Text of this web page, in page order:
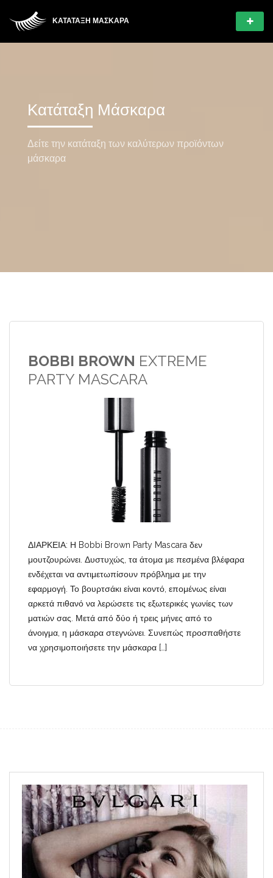
ΚΑΤΆΤΑΞΗ ΜΆΣΚΑΡΑ
Κατάταξη Μάσκαρα
Δείτε την κατάταξη των καλύτερων προϊόντων
μάσκαρα
BOBBI BROWN EXTREME
PARTY MASCARA
ΔΙΑΡΚΕΙΑ: Η Bobbi Brown Party Mascara δεν
μουτζουρώνει. Δυστυχώς, τα άτομα με πεσμένα βλέφαρα
ενδέχεται να αντιμετωπίσουν πρόβλημα με την
εφαρμογή. Το βουρτσάκι είναι κοντό, επομένως είναι
αρκετά πιθανό να λερώσετε τις εξωτερικές γωνίες των
ματιών σας. Μετά από δύο ή τρεις μήνες από το
άνοιγμα, η μάσκαρα στεγνώνει. Συνεπώς προσπαθήστε
να χρησιμοποιήσετε την μάσκαρα […]